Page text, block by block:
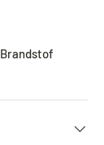
Brandstof